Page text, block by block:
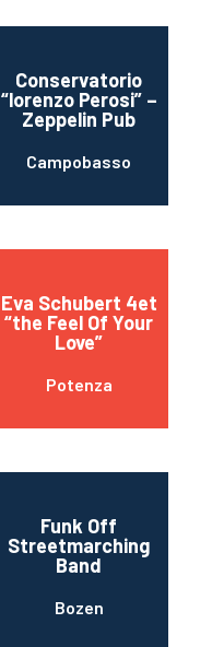
Conservatorio
“lorenzo Perosi” –
Zeppelin Pub
Campobasso
Eva Schubert 4et
“the Feel Of Your
Love”
Potenza
Funk Off
Streetmarching
Band
Bozen